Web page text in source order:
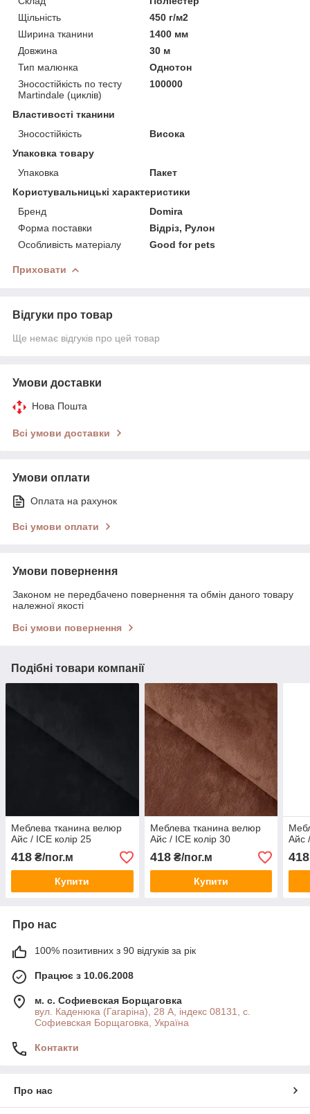
Щільність
450 г/м2
Ширина тканини
1400 мм
Довжина
30 м
Тип малюнка
Однотон
Зносостійкість по тесту
Martindale (циклів)
100000
Властивості тканини
Зносостійкість
Висока
Упаковка товару
Упаковка
Пакет
Користувальницькі характеристики
Бренд
Domira
Форма поставки
Відріз, Рулон
Особливість матеріалу
Good for pets
Приховати
Відгуки про товар
Ще немає відгуків про цей товар
Умови доставки
Нова Пошта
Всі умови доставки
Умови оплати
Оплата на рахунок
Всі умови оплати
Умови повернення
Законом не передбачено повернення та обмін даного товару
належної якості
Всі умови повернення
Подібні товари компанії
Меблева тканина велюр
Айс / ICE колір 25
418 ₴/пог.м
Купити
Меблева тканина велюр
Айс / ICE колір 30
418₴/пог.м
Купити
Айс
418
Про нас
100% позитивних з 90 відгуків за рік
Працює з 10.06.2008
м. с. Софиевская Борщаговка
вул. Каденюка (Гагаріна), 28 А, індекс 08131, с.
Софиевская Борщаговка, Україна
Контакти
Про нас